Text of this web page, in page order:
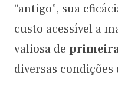
“antigo”, sua
custo acessível a
valiosa de
diversas condições